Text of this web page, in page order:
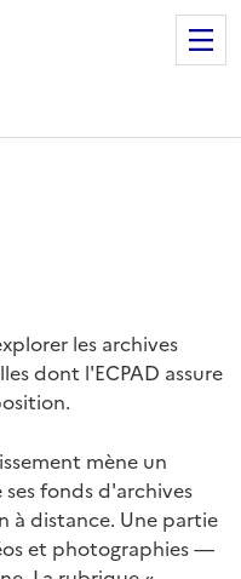
de production
les archives
dont l'ECPAD assure
mène un
fonds d'archives
à distance. Une partie
et photographies —